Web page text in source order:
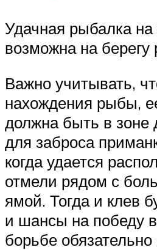
Удачная рыбалка
возможна на берегу
Важно учитывать,
нахождения рыбы,
должна быть в зоне
для заброса
когда удается
отмели рядом с
ямой. Тогда и клев
и шансы на победу в
борьбе